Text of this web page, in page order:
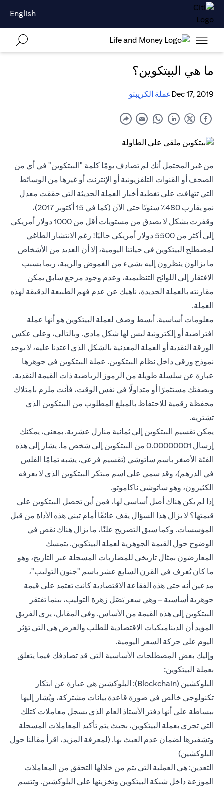
English
ما هي البيتكوين؟
Dec 17, 2019عملة الكريبتو
من غير المحتمل أنك لم تصادف يومًا كلمة "البيتكوين" في أي من
الصحف أو القنوات التلفزيونية أو الإنترنت أو غيرها من الوسائط
التي تتهافت على تغطية أخبار العملة الحديثة التي حققت معدل
نمو يقارب 480٪ سنويًا حتى الآن (كما في 15 أكتوبر 2017)،
وقفزت بشكل لا يصدق من مستويات أقل من 1000 دولار أمريكي
إلى أكثر من 5500 دولار أمريكي حاليًا! رغم الانتشار الطاغي
لمصطلح البيتكوين في حياتنا اليومية، إلا أن العديد من الأشخاص
ما يزالون ينظرون إليه بشيء من الغموض والريبة، ربما بسبب
الافتقار إلى اللوائح التنظيمية، وعدم وجود مرجع سابق يمكن
مقارنته بالعملة الجديدة، ناهيك عن عدم فهم الطبيعة الدقيقة لهذه
العملة.
معلومات أساسية. أبسط وصف لعملة البيتكوين هو أنها عملة
افتراضية أو إلكترونية ليس لها شكل مادي. وبالتالي، وعلى عكس
الورقة النقدية أو العملة المعدنية بالشكل الذي اعتدنا عليه، لا يوجد
نموذج ورقي داخل نظام البيتكوين. عملة البيتكوين في جوهرها
عبارة عن سلسلة طويلة من الرموز الرياضية ذات القيمة النقدية.
وبصفتك مستثمرًا أو متداولًا في نفس الوقت، فأنت ملزم بامتلاك
محفظة رقمية للاحتفاظ بالمبلغ المطلوب من البيتكوين الذي
تشتريه.
يمكن تقسيم البيتكوين إلى ثمانية منازل عشرية. بمعنى، يمكنك
إرسال 0.00000001 من البيتكوين إلى شخص ما. يشار إلى هذه
الفئة الأصغر باسم ساتوشي (تقسيم فرعي، يشبه تمامًا الفلس
في الدرهم)، وقد سمي على اسم مبتكر البيتكوين الذي لا يعرفه
الكثيرون، وهو ساتوشي ناكاموتو.
إذا لم يكن هناك أصل أساسي لها، فمن أين تحصل البيتكوين على
قيمتها؟ لا يزال هذا السؤال يقف عائقًا أمام تبني هذه الأداة من قبل
المؤسسات. وكما سبق التصريح علنًا، ما يزال هناك نقص في
الوضوح حول القيمة الجوهرية لعملة البيتكوين. يتمسك
المعارضون بمثال تاريخي للمضاربات المسجلة عبر التاريخ، وهو
ما كان يُعرف في القرن السابع عشر باسم "جنون التوليب"،
مدعين أنه حتى هذه الفقاعة الاقتصادية كانت تعتمد على قيمة
جوهرية أساسية – وهي سعر بَصَل زهرة التوليب، بينما تفتقر
البيتكوين إلى هذه القيمة من الأساس. وفي المقابل، يرى الفريق
المؤيد أن الديناميكيات الاقتصادية للطلب والعرض هي التي تؤثر
اليوم على حركة السعر اليومية.
وإليك بعض المصطلحات الأساسية التي قد تصادفك فيما يتعلق
بعملة البيتكوين:
البلوكشين (Blockchain): البلوكشين هي عيارة عن ابتكار
تكنولوجي خالص في صورة قاعدة بيانات مشتركة، ويُشار إليها
ببساطة على أنها دفتر الأستاذ العام الذي يسجل معاملات كتلك
التي تجري بعملة البيتكوين، بحيث يتم تأكيد المعاملات المسجلة
وتشفيرها لضمان عدم العبث بها. (لمعرفة المزيد، اقرأ مقالنا حول
البلوكشين)
التعدين: هي العملية التي يتم من خلالها التحقق من المعاملات
الموزعة داخل شبكة البيتكوين وتخزينها على البلوكشين. وتتسم